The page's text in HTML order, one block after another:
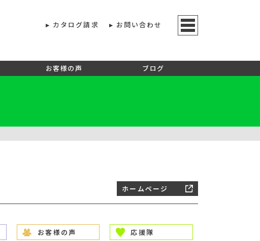
カタログ請求 お問い合わせ
お客様の声 ブログ
ホームページ
お客様の声 応援隊